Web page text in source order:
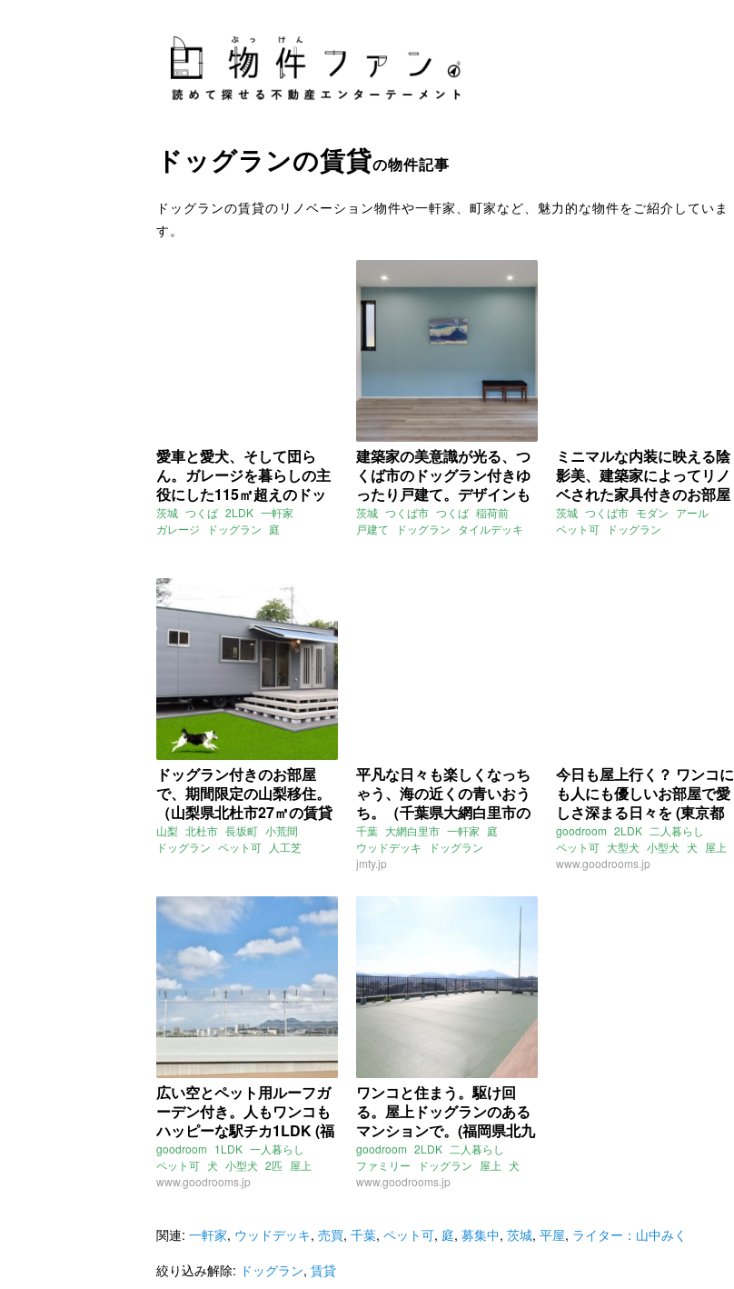
ドッグランの賃貸の物件記事
ドッグランの賃貸のリノベーション物件や一軒家、町家など、魅力的な物件をご紹介していま
す。
愛車と愛犬、そして団ら
ん。ガレージを暮らしの主
役にした115㎡超えのドッ
グラン付き戸建て（茨城県
つくば市115㎡の賃貸物
茨城 つくば 2LDK 一軒家
ガレージ
ドッグラン 庭
建築家の美意識が光る、つ
くば市のドッグラン付きゆ
ったり戸建て。デザインも
利便性もちょうどよく。
（茨城県つくば市102㎡の
茨城 つくば市 つくば 稲荷前
戸建て
ドッグラン タイルデッキ
ミニマルな内装に映える陰
影美、建築家によってリノ
ベされた家具付きのお部屋
（茨城県つくば市39㎡の賃
貸物件）
茨城 つくば市 モダン アール
ペット可
ドッグラン
ドッグラン付きのお部屋
で、期間限定の山梨移住。
（山梨県北杜市27㎡の賃貸
物件）
山梨 北杜市 長坂町 小荒間
ドッグラン ペット可
人工芝
賃貸
平凡な日々も楽しくなっち
ゃう、海の近くの青いおう
ち。（千葉県大網白里市の
賃貸物件）
千葉 大網白里市 一軒家 庭
ウッドデッキ
ドッグラン
海が近い
jmty.jp
今日も屋上行く？ ワンコに
も人にも優しいお部屋で愛
しさ深まる日々を (東京都
練馬区51㎡の賃貸物件)
goodroom 2LDK 二人暮らし
ペット可 大型犬 小型犬 犬 屋上
ドッグラン アジリティ
www.goodrooms.jp
広い空とペット用ルーフガ
ーデン付き。人もワンコも
ハッピーな駅チカ1LDK (福
岡市東区40㎡の賃貸物件)
goodroom 1LDK 一人暮らし
ペット可 犬 小型犬 2匹 屋上
ルーフバルコニー
福岡市箱崎線
箱崎九大前駅
ライター：増成かおり
賃貸
www.goodrooms.jp
ワンコと住まう。駆け回
る。屋上ドッグランのある
マンションで。(福岡県北九
州市58㎡の賃貸物件)
goodroom 2LDK 二人暮らし
ファミリー
ドッグラン 屋上 犬
小型犬 足洗い場 南
日田彦山線
城野駅 賃貸
www.goodrooms.jp
関連: 一軒家, ウッドデッキ, 売買, 千葉, ペット可, 庭, 募集中, 茨城, 平屋, ライター：山中みく
絞り込み解除: ドッグラン, 賃貸